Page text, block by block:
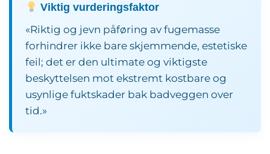
Viktig vurderingsfaktor
«Riktig og jevn påføring av fugemasse
forhindrer ikke bare skjemmende, estetiske
feil; det er den ultimate og viktigste
beskyttelsen mot ekstremt kostbare og
usynlige fuktskader bak badveggen over
tid.»